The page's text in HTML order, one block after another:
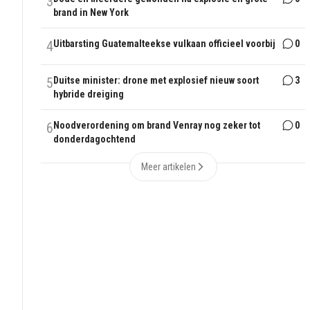
brand in New York
4Uitbarsting Guatemalteekse vulkaan officieel voorbij 0
5 Duitse minister: drone met explosief nieuw soort
hybride dreiging
3
6 Noodverordening om brand Venray nog zeker tot
donderdagochtend
0
Meer artikelen